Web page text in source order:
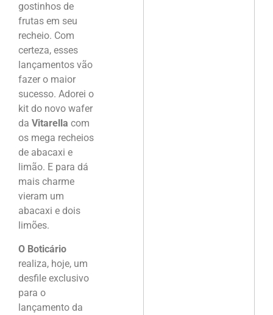
gostinhos de
frutas em seu
recheio. Com
certeza, esses
lançamentos vão
fazer o maior
sucesso. Adorei o
kit do novo wafer
da Vitarella com
os mega recheios
de abacaxi e
limão. E para dá
mais charme
vieram um
abacaxi e dois
limões.
O Boticário
realiza, hoje, um
desfile exclusivo
para o
lançamento da